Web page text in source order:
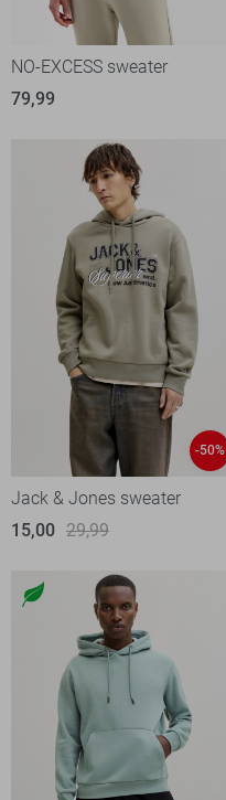
NO-EXCESS sweater
79,99
-50%
Jack & Jones sweater
15,00 29,99